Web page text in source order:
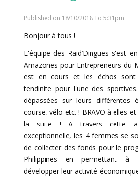
Published on 18/10/2018 To 5:31pm
Bonjour à tous !
L'équipe des Raid’Dingues s'est
Amazones pour Entrepreneurs du
est en cours et les échos sont
tendinite pour l'une des
dépassées sur leurs différentes
course, vélo etc. ! BRAVO à elles
la suite ! A travers cette
exceptionnelle, les 4 femmes se
de collecter des fonds pour le
Philippines en permettant à
développer leur activité